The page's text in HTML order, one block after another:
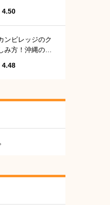
4.50
ンビレッジのク
み方！沖縄の定
4.48